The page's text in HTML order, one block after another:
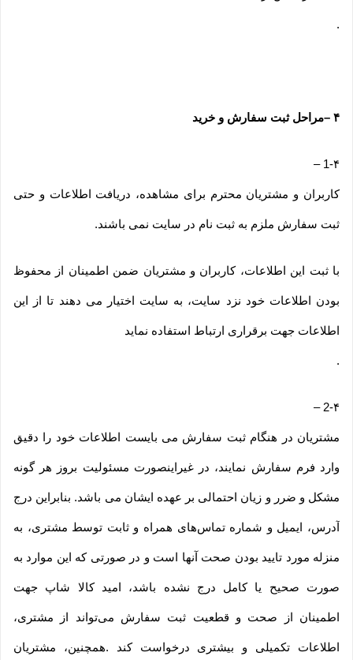
.
۴ –مراحل ثبت سفارش و خرید
1-۴ –
کاربران و مشتریان محترم برای مشاهده، دریافت اطلاعات و حتی
ثبت سفارش ملزم به ثبت نام در سایت نمی باشند.
با ثبت این اطلاعات، کاربران و مشتریان ضمن اطمینان از محفوظ
بودن اطلاعات خود نزد سایت، به سایت اختیار می دهند تا از این
اطلاعات جهت برقراری ارتباط استفاده نماید
.
2-۴ –
مشتریان در هنگام ثبت سفارش می بایست اطلاعات خود را دقیق
وارد فرم سفارش نمایند، در غیراینصورت مسئولیت بروز هر گونه
مشکل و ضرر و زیان احتمالی بر عهده ایشان می باشد. بنابراین درج
آدرس، ایمیل و شماره تماس‌های همراه و ثابت توسط مشتری، به
منزله مورد تایید بودن صحت آنها است و در صورتی که این موارد به
صورت صحیح یا کامل درج نشده باشد، امید کالا شاپ جهت
اطمینان از صحت و قطعیت ثبت سفارش می‌تواند از مشتری،
اطلاعات تکمیلی و بیشتری درخواست کند .همچنین، مشتریان